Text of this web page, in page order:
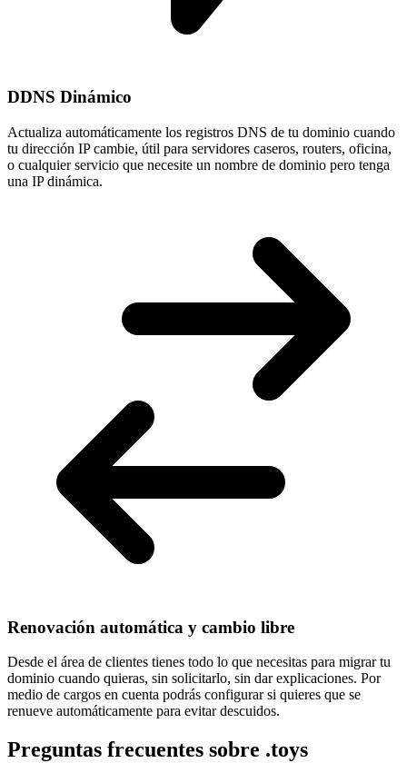
DDNS Dinámico
Actualiza automáticamente los registros DNS de tu dominio cuando
tu dirección IP cambie, útil para servidores caseros, routers, oficina,
o cualquier servicio que necesite un nombre de dominio pero tenga
una IP dinámica.
Renovación automática y cambio libre
Desde el área de clientes tienes todo lo que necesitas para migrar tu
dominio cuando quieras, sin solicitarlo, sin dar explicaciones. Por
medio de cargos en cuenta podrás configurar si quieres que se
renueve automáticamente para evitar descuidos.
Preguntas frecuentes sobre .toys